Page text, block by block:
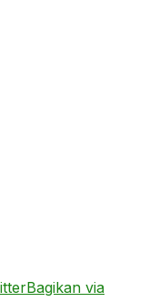
Bagikan via